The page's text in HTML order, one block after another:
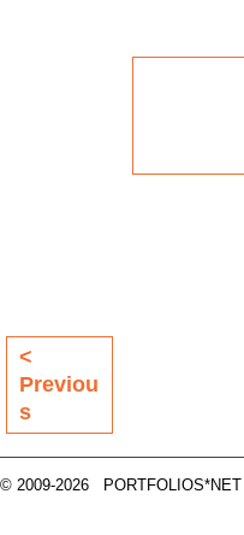
<
Previou
s
© 2009-2026